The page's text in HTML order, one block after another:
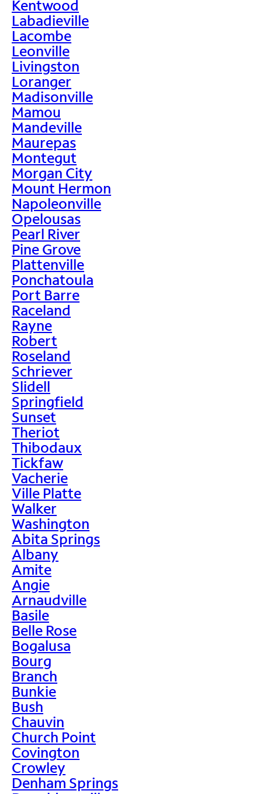
Kentwood
Labadieville
Lacombe
Leonville
Livingston
Loranger
Madisonville
Mamou
Mandeville
Maurepas
Montegut
Morgan City
Mount Hermon
Napoleonville
Opelousas
Pearl River
Pine Grove
Plattenville
Ponchatoula
Port Barre
Raceland
Rayne
Robert
Roseland
Schriever
Slidell
Springfield
Sunset
Theriot
Thibodaux
Tickfaw
Vacherie
Ville Platte
Walker
Washington
Abita Springs
Albany
Amite
Angie
Arnaudville
Basile
Belle Rose
Bogalusa
Bourg
Branch
Bunkie
Bush
Chauvin
Church Point
Covington
Crowley
Denham Springs